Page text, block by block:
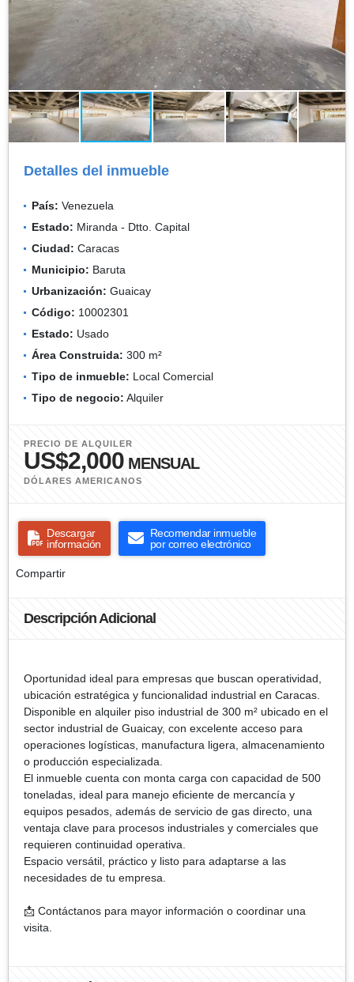
Detalles del inmueble
País: Venezuela
Estado: Miranda - Dtto. Capital
Ciudad: Caracas
Municipio: Baruta
Urbanización: Guaicay
Código: 10002301
Estado: Usado
Área Construida: 300 m²
Tipo de inmueble: Local Comercial
Tipo de negocio: Alquiler
PRECIO DE ALQUILER
US$2,000 MENSUAL
DÓLARES AMERICANOS
Descargar
información
Recomendar inmueble
por correo electrónico
Compartir
Descripción Adicional
Oportunidad ideal para empresas que buscan operatividad,
ubicación estratégica y funcionalidad industrial en Caracas.
Disponible en alquiler piso industrial de 300 m² ubicado en el
sector industrial de Guaicay, con excelente acceso para
operaciones logísticas, manufactura ligera, almacenamiento
o producción especializada.
El inmueble cuenta con monta carga con capacidad de 500
toneladas, ideal para manejo eficiente de mercancía y
equipos pesados, además de servicio de gas directo, una
ventaja clave para procesos industriales y comerciales que
requieren continuidad operativa.
Espacio versátil, práctico y listo para adaptarse a las
necesidades de tu empresa.
📩 Contáctanos para mayor información o coordinar una
visita.